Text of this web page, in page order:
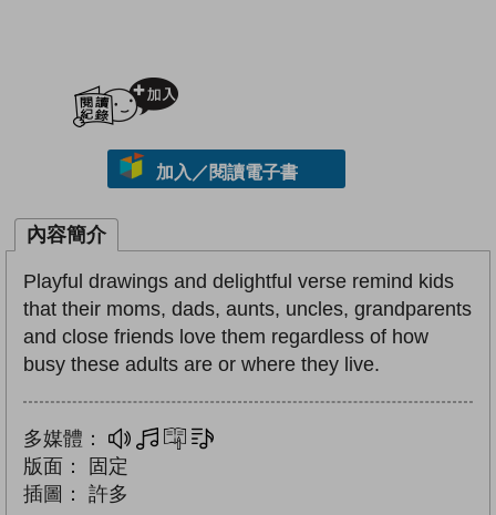
加入／閱讀電子書
內容簡介
Playful drawings and delightful verse remind kids
that their moms, dads, aunts, uncles, grandparents
and close friends love them regardless of how
busy these adults are or where they live.
多媒體： 多媒體互動練習
版面：
固定
插圖：
許多